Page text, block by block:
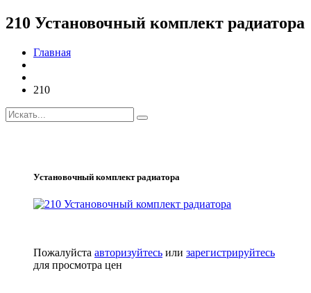
210 Установочный комплект радиатора
Главная
210
Установочный комплект радиатора
Пожалуйста авторизуйтесь или зарегистрируйтесь
для просмотра цен